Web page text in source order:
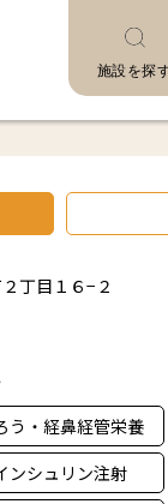
施設を探
丁目１６−２
う・経鼻経管栄養
ンシュリン注射